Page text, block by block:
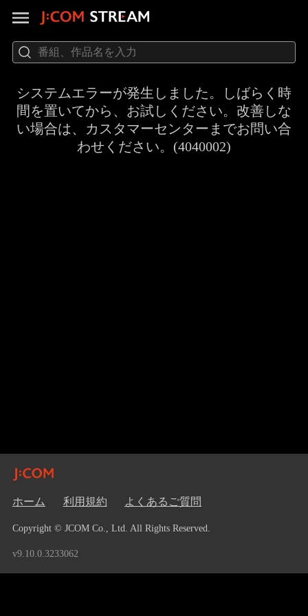
システムエラーが発生しました。しばらく時
間を置いてから、お試しください。改善しな
い場合は、カスタマーセンターまでお問い合
わせください。(4040002)
ホーム 利用規約 よくあるご質問
Copyright © JCOM Co., Ltd. All Rights Reserved.
v9.10.0.3233062